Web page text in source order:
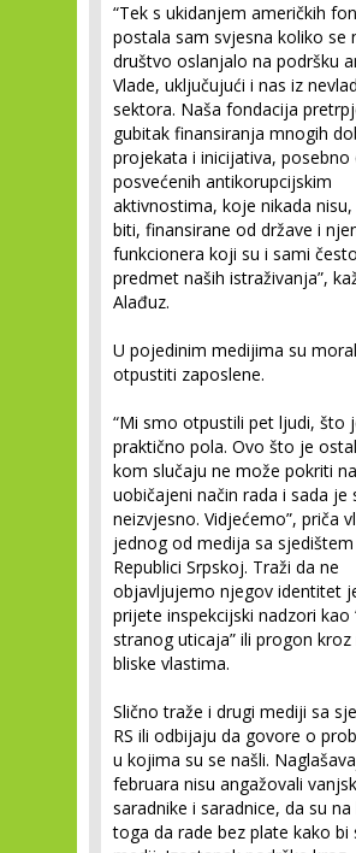
“Tek s ukidanjem američkih
postala sam svjesna koliko se
društvo oslanjalo na podršku
Vlade, uključujući i nas iz
sektora. Naša fondacija
gubitak finansiranja mnogih
projekata i inicijativa, posebno
posvećenih antikorupcijskim
aktivnostima, koje nikada nisu,
biti, finansirane od države i
funkcionera koji su i sami često
predmet naših istraživanja”,
Alađuz.
U pojedinim medijima su
otpustiti zaposlene.
“Mi smo otpustili pet ljudi, što
praktično pola. Ovo što je
kom slučaju ne može pokriti
uobičajeni način rada i sada je
neizvjesno. Vidjećemo”, priča
jednog od medija sa sjedištem
Republici Srpskoj. Traži da ne
objavljujemo njegov identitet
prijete inspekcijski nadzori kao
stranog uticaja” ili progon kroz
bliske vlastima.
Slično traže i drugi mediji sa
RS ili odbijaju da govore o
u kojima su se našli.
februara nisu angažovali
saradnike i saradnice, da su
toga da rade bez plate kako bi